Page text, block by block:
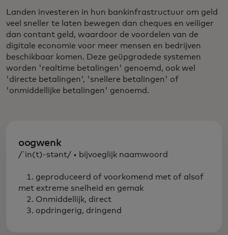
Landen investeren in hun bankinfrastructuur om geld
veel sneller te laten bewegen dan cheques en veiliger
dan contant geld, waardoor de voordelen van de
digitale economie voor meer mensen en bedrijven
beschikbaar komen. Deze geüpgradede systemen
worden 'realtime betalingen' genoemd, ook wel
'directe betalingen', 'snellere betalingen' of
'onmiddellijke betalingen' genoemd.
oogwenk
/ˈin(t)-stənt/ • bijvoeglijk naamwoord
1. geproduceerd of voorkomend met of alsof
met extreme snelheid en gemak
2. Onmiddellijk, direct
3. opdringerig, dringend